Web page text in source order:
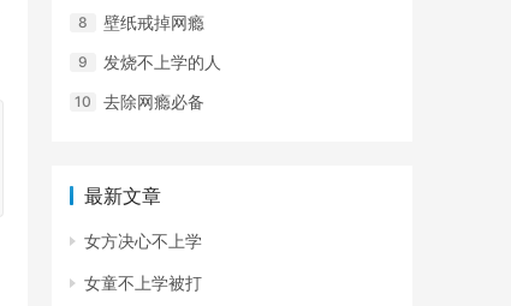
壁纸戒掉网瘾
发烧不上学的人
去除网瘾必备
最新文章
女方决心不上学
女童不上学被打